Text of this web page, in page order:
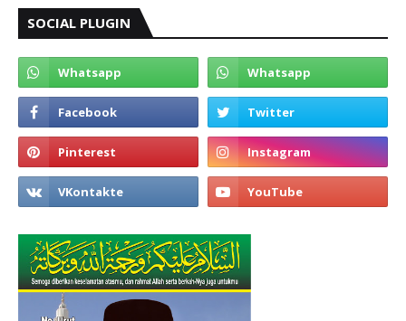
SOCIAL PLUGIN